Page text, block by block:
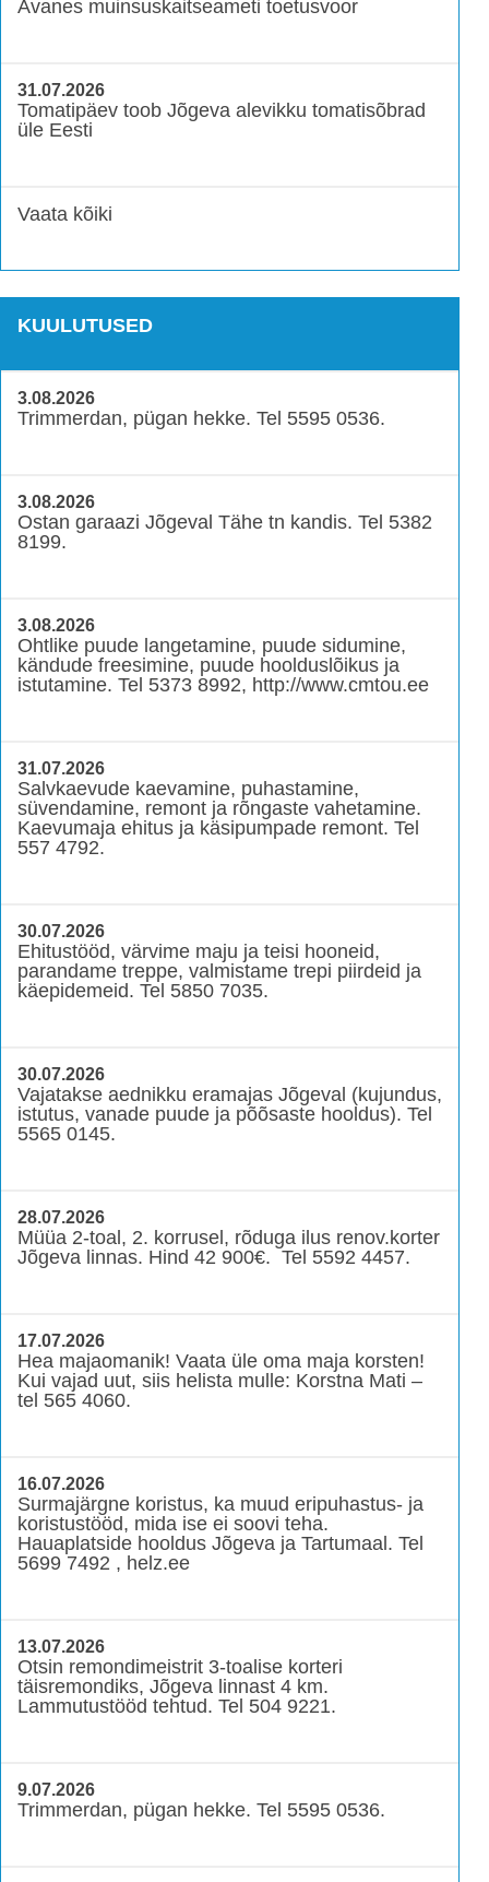
Avanes muinsuskaitseameti toetusvoor
31.07.2026
Tomatipäev toob Jõgeva alevikku tomatisõbrad
üle Eesti
Vaata kõiki
KUULUTUSED
3.08.2026
Trimmerdan, pügan hekke. Tel 5595 0536.
3.08.2026
Ostan garaazi Jõgeval Tähe tn kandis. Tel 5382
8199.
3.08.2026
Ohtlike puude langetamine, puude sidumine,
kändude freesimine, puude hoolduslõikus ja
istutamine. Tel 5373 8992, http://www.cmtou.ee
31.07.2026
Salvkaevude kaevamine, puhastamine,
süvendamine, remont ja rõngaste vahetamine.
Kaevumaja ehitus ja käsipumpade remont. Tel
557 4792.
30.07.2026
Ehitustööd, värvime maju ja teisi hooneid,
parandame treppe, valmistame trepi piirdeid ja
käepidemeid. Tel 5850 7035.
30.07.2026
Vajatakse aednikku eramajas Jõgeval (kujundus,
istutus, vanade puude ja põõsaste hooldus). Tel
5565 0145.
28.07.2026
Müüa 2-toal, 2. korrusel, rõduga ilus renov.korter
Jõgeva linnas. Hind 42 900€. Tel 5592 4457.
17.07.2026
Hea majaomanik! Vaata üle oma maja korsten!
Kui vajad uut, siis helista mulle: Korstna Mati –
tel 565 4060.
16.07.2026
Surmajärgne koristus, ka muud eripuhastus- ja
koristustööd, mida ise ei soovi teha.
Hauaplatside hooldus Jõgeva ja Tartumaal. Tel
5699 7492 , helz.ee
13.07.2026
Otsin remondimeistrit 3-toalise korteri
täisremondiks, Jõgeva linnast 4 km.
Lammutustööd tehtud. Tel 504 9221.
9.07.2026
Trimmerdan, pügan hekke. Tel 5595 0536.